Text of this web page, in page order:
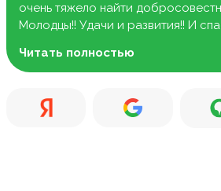
очень тяжело найти
Молодцы!! Удачи и развития!! И
Читать полностью